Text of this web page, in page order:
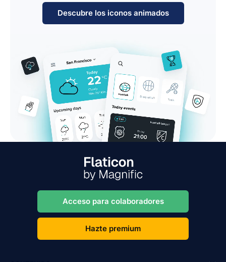
Descubre los iconos animados
Acceso para colaboradores
Hazte premium